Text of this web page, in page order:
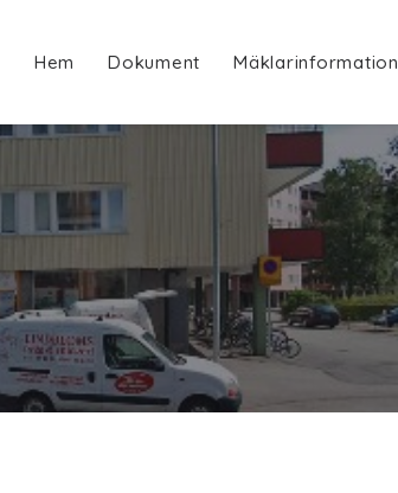
Hem Dokument Mäklarinformation